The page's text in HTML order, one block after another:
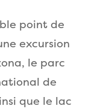
point de
excursion
le parc
de
que le lac